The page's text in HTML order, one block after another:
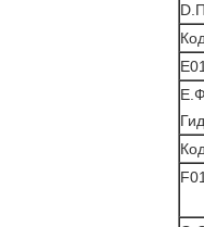
Код
Е01
Код
F01